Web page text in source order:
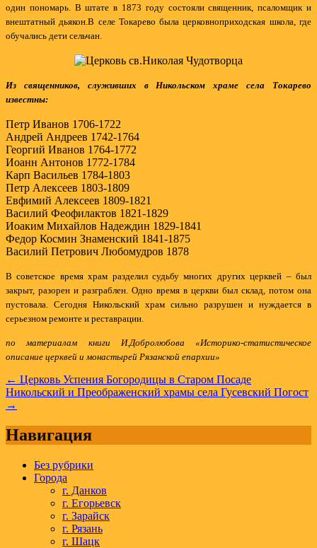
один пономарь. В штате в 1873 году состояли священник, псаломщик и
внештатный дьякон.В селе Токарево была церковноприходская школа, где
обучались дети сельчан.
Из священников, служивших в Никольском храме села Токарево
известны:
Петр Иванов 1706-1722
Андрей Андреев 1742-1764
Георгий Иванов 1764-1772
Иоанн Антонов 1772-1784
Карп Васильев 1784-1803
Петр Алексеев 1803-1809
Евфимий Алексеев 1809-1821
Василий Феофилактов 1821-1829
Иоаким Михайлов Надеждин 1829-1841
Федор Космин Знаменский 1841-1875
Василий Петрович Любомудров 1878
В советское время храм разделил судьбу многих других церквей – был
закрыт, разорен и разграблен. Одно время в церкви был склад, потом она
пустовала. Сегодня Никольский храм сильно разрушен и нуждается в
серьезном ремонте и реставрации.
по материалам книги И.Добролюбова «Историко-статистическое
описание церквей и монастырей Рязанской епархии»
Навигация
по
← Церковь Успения Богородицы в Старом Посаде
Никольский и Преображенский храмы села Гусевский Погост
→
Навигация
Без рубрики
Города
г. Данков
г. Егорьевск
г. Зарайск
г. Рязань
г. Шацк